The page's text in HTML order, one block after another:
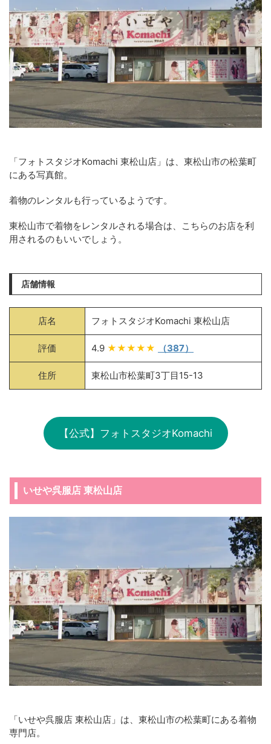
「フォトスタジオKomachi 東松山店」は、東松山市の松葉町
にある写真館。
着物のレンタルも行っているようです。
東松山市で着物をレンタルされる場合は、こちらのお店を利
用されるのもいいでしょう。
店舗情報
店名 フォトスタジオKomachi 東松山店
評価 4.9 ★★★★★ （387）
住所 東松山市松葉町3丁目15-13
【公式】フォトスタジオKomachi
いせや呉服店 東松山店
「いせや呉服店 東松山店」は、東松山市の松葉町にある着物
専門店。